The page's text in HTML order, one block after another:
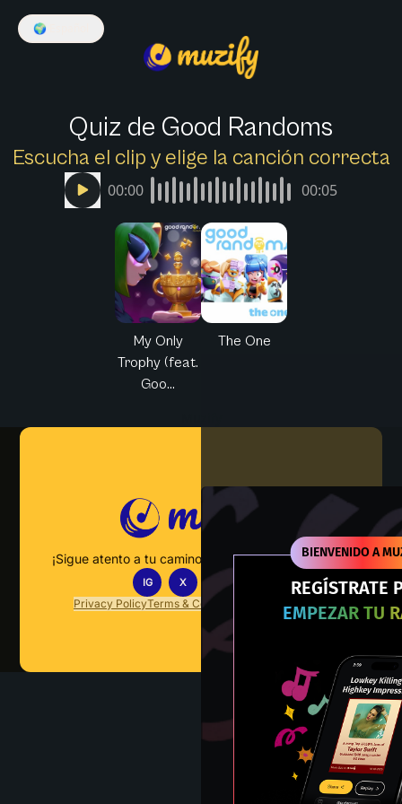
BIENVENIDO A
REGÍSTRATE
EMPEZAR TU
🌍
Quiz de Good Randoms
Escucha el clip y elige la canción correcta
00:00 00:05
My Only
Trophy (feat.
Goo...
The One
¡Sigue atento a tu camino hacia el dominio musical!
IG X
Privacy PolicyTerms & Conditions